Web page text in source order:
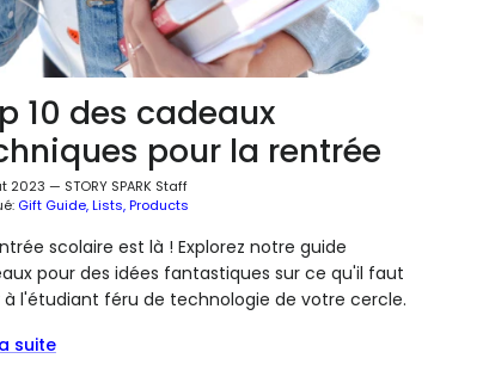
10 des cadeaux
pour la rentrée
2023 — STORY SPARK Staff
Gift Guide Lists Products
scolaire est là ! Explorez notre guide
pour des idées fantastiques sur ce qu'il faut
l'étudiant féru de technologie de votre cercle.
suite